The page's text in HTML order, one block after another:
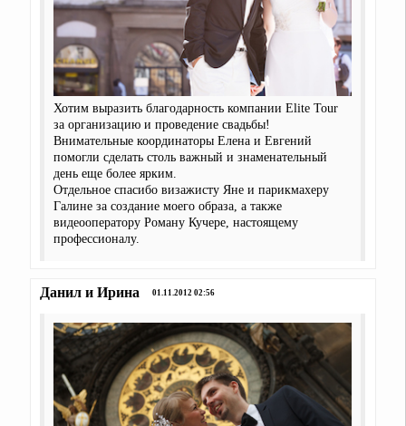
Хотим выразить благодарность компании Elite Tour
за организацию и проведение свадьбы!
Внимательные координаторы Елена и Евгений
помогли сделать столь важный и знаменательный
день еще более ярким.
Отдельное спасибо визажисту Яне и парикмахеру
Галине за создание моего образа, а также
видеооператору Роману Кучере, настоящему
профессионалу.
Данил и Ирина 01.11.2012 02:56